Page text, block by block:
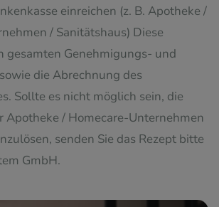
einreichen (z. B. Apotheke /
/ Sanitätshaus) Diese
gesamten Genehmigungs- und
die Abrechnung des
Sollte es nicht möglich sein, die
Apotheke / Home­care-Unternehmen
senden Sie das Rezept bitte
GmbH.